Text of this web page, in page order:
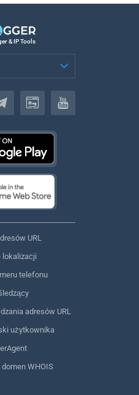
& IP Tools
URL
lokalizacji
telefonu
adresów URL
użytkownika
WHOIS